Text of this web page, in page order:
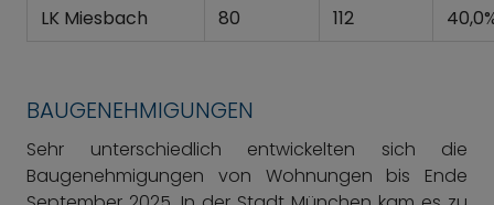
LK Miesbach 80 112
BAUGENEHMIGUNGEN
Sehr unterschiedlich entwickelten sich die
Baugenehmigungen von Wohnungen bis Ende